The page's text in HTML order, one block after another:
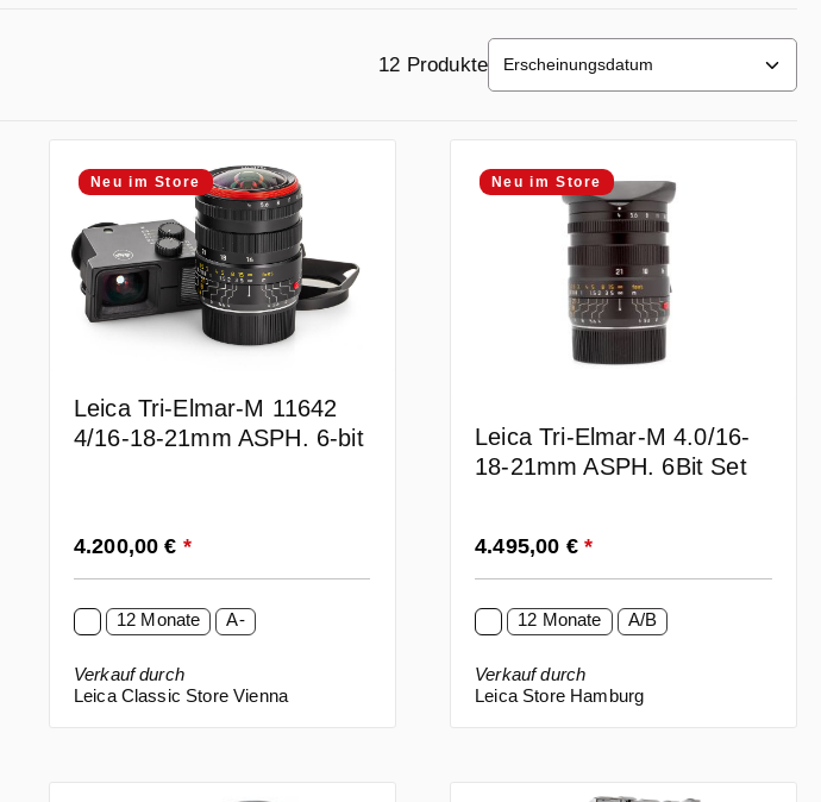
12 Produkte
Neu im Store
Leica Tri-Elmar-M 11642
4/16-18-21mm ASPH. 6-bit
Regulärer Preis:
4.200,00 € *
12 Monate A-
Verkauf durch
Leica Classic Store Vienna
Neu im Store
Leica Tri-Elmar-M 4.0/16-
18-21mm ASPH. 6Bit Set
Regulärer Preis:
4.495,00 € *
12 Monate A/B
Verkauf durch
Leica Store Hamburg